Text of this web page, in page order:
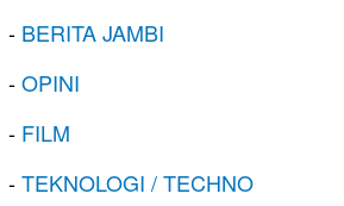
- BERITA JAMBI
-OPINI
- FILM
-TEKNOLOGI / TECHNO